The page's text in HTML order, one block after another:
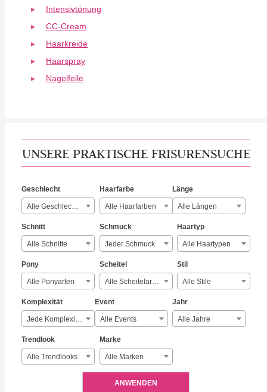
Intensivtönung
CC-Cream
Haarkreide
Haarspray
Nagelfeile
UNSERE PRAKTISCHE FRISURENSUCHE
Geschlecht
Alle Geschlechter
Haarfarbe
Alle Haarfarben
Länge
Alle Längen
Schnitt
Alle Schnitte
Schmuck
Jeder Schmuck
Haartyp
Alle Haartypen
Pony
Alle Ponyarten
Scheitel
Alle Scheitelarten
Stil
Alle Stile
Komplexität
Jede Komplexität
Event
Alle Events
Jahr
Alle Jahre
Trendlook
Alle Trendlooks
Marke
Alle Marken
ANWENDEN